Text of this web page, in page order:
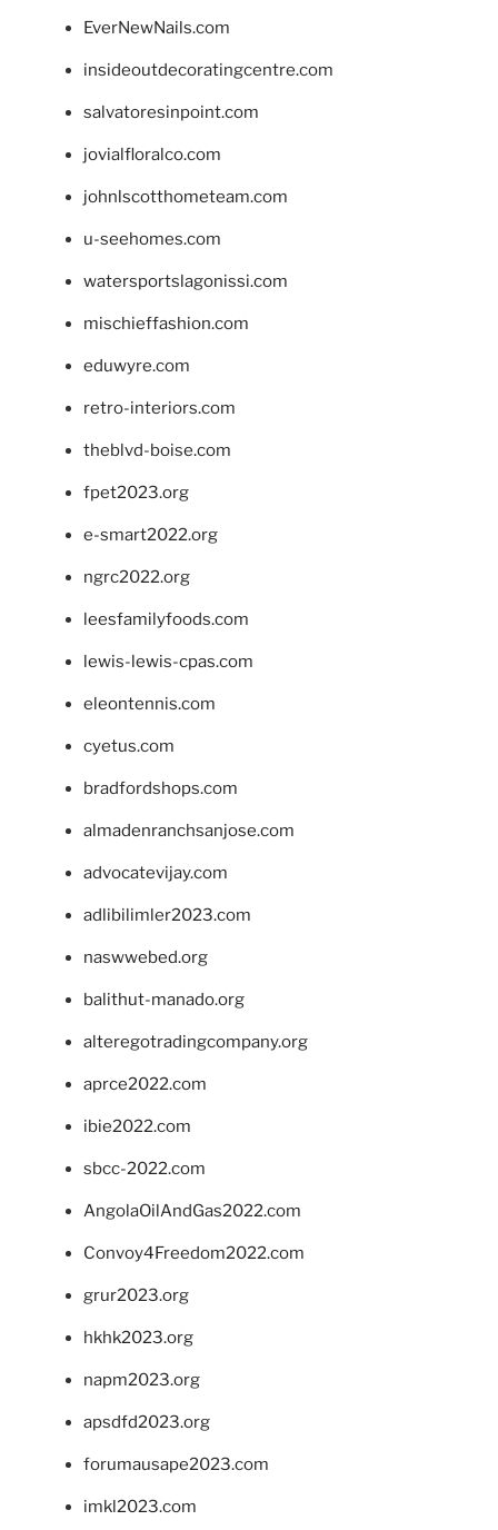
EverNewNails.com
insideoutdecoratingcentre.com
salvatoresinpoint.com
jovialfloralco.com
johnlscotthometeam.com
u-seehomes.com
watersportslagonissi.com
mischieffashion.com
eduwyre.com
retro-interiors.com
theblvd-boise.com
fpet2023.org
e-smart2022.org
ngrc2022.org
leesfamilyfoods.com
lewis-lewis-cpas.com
eleontennis.com
cyetus.com
bradfordshops.com
almadenranchsanjose.com
advocatevijay.com
adlibilimler2023.com
naswwebed.org
balithut-manado.org
alteregotradingcompany.org
aprce2022.com
ibie2022.com
sbcc-2022.com
AngolaOilAndGas2022.com
Convoy4Freedom2022.com
grur2023.org
hkhk2023.org
napm2023.org
apsdfd2023.org
forumausape2023.com
imkl2023.com